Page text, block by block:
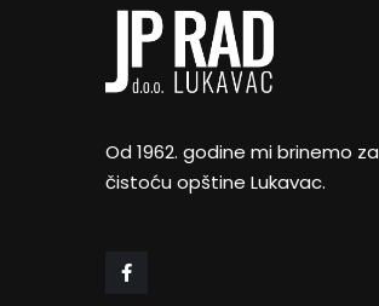
Od 1962. godine mi brinemo za
čistoću opštine Lukavac.